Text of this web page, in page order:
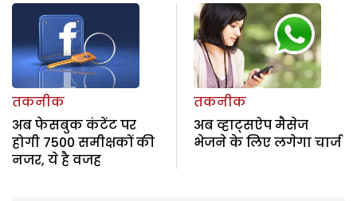
तकनीक
अब फेसबुक कंटेंट पर
होगी 7500 समीक्षकों की
नजर, ये है वजह
तकनीक
अब व्हाट्सऐप मैसेज
भेजने के लिए लगेगा चार्ज